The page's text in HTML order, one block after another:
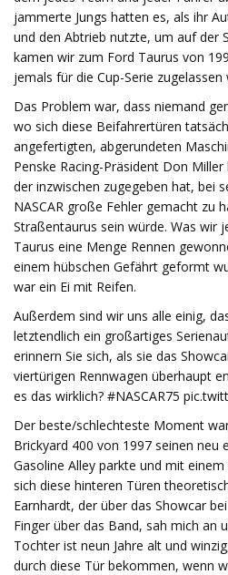
jammerte Jungs hatten es, als ihr
und den Abtrieb nutzte, um auf der
kamen wir zum Ford Taurus von
jemals für die Cup-Serie zugelassen
Das Problem war, dass niemand
wo sich diese Beifahrertüren
angefertigten, abgerundeten
Penske Racing-Präsident Don
der inzwischen zugegeben hat, bei
NASCAR große Fehler gemacht zu
Straßentaurus sein würde. Was wir
Taurus eine Menge Rennen
einem hübschen Gefährt geformt
war ein Ei mit Reifen.
Außerdem sind wir uns alle einig,
letztendlich ein großartiges
erinnern Sie sich, als sie das
viertürigen Rennwagen überhaupt
es das wirklich? #NASCAR75
Der beste/schlechteste Moment
Brickyard 400 von 1997 seinen neu
Gasoline Alley parkte und mit
sich diese hinteren Türen
Earnhardt, der über das Showcar
Finger über das Band, sah mich an
Tochter ist neun Jahre alt und
durch diese Tür bekommen, wenn